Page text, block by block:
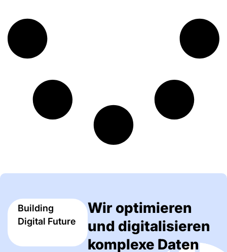
Building
Digital Future
Wir optimieren
und digitalisieren
komplexe Daten